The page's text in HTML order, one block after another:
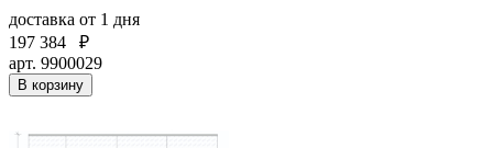
доставка от 1 дня
197 384
₽
арт. 9900029
В корзину